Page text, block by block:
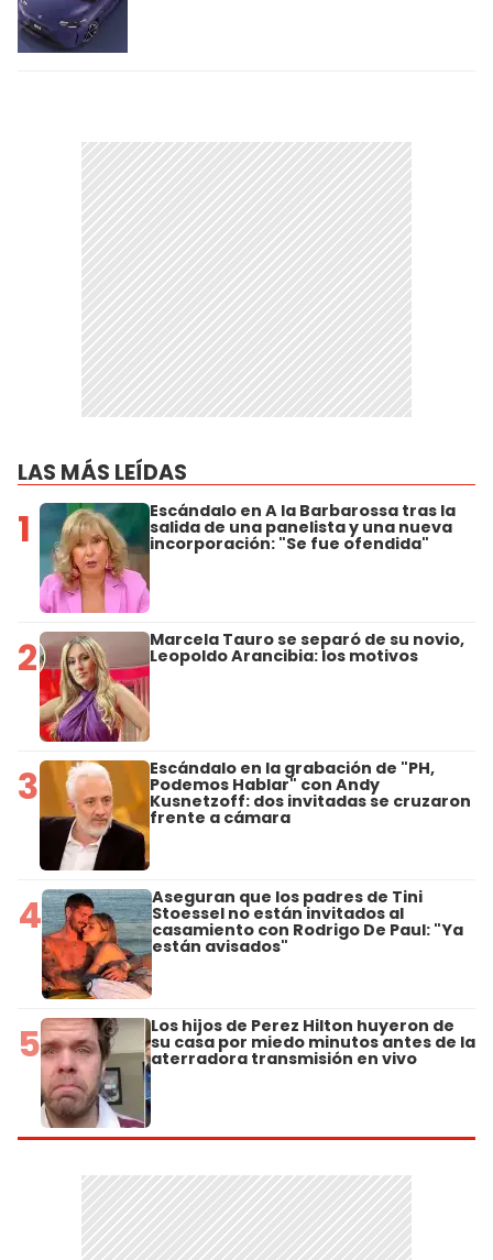
LAS MÁS LEÍDAS
1 Escándalo en A la Barbarossa tras la
salida de una panelista y una nueva
incorporación: "Se fue ofendida"
2 Marcela Tauro se separó de su novio,
Leopoldo Arancibia: los motivos
3 Escándalo en la grabación de "PH,
Podemos Hablar" con Andy
Kusnetzoff: dos invitadas se cruzaron
frente a cámara
4 Aseguran que los padres de Tini
Stoessel no están invitados al
casamiento con Rodrigo De Paul: "Ya
están avisados"
5 Los hijos de Perez Hilton huyeron de
su casa por miedo minutos antes de la
aterradora transmisión en vivo